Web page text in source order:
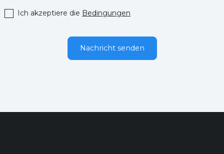
Ich akzeptiere die Bedingungen